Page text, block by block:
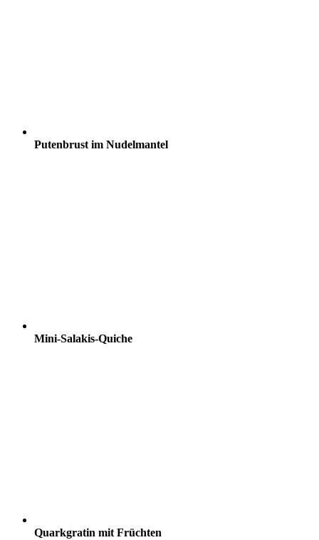
Putenbrust im Nudelmantel
Mini-Salakis-Quiche
Quarkgratin mit Früchten